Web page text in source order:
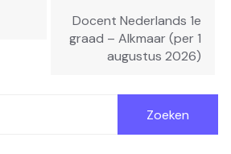
Docent Nederlands 1e
graad – Alkmaar (per 1
augustus 2026)